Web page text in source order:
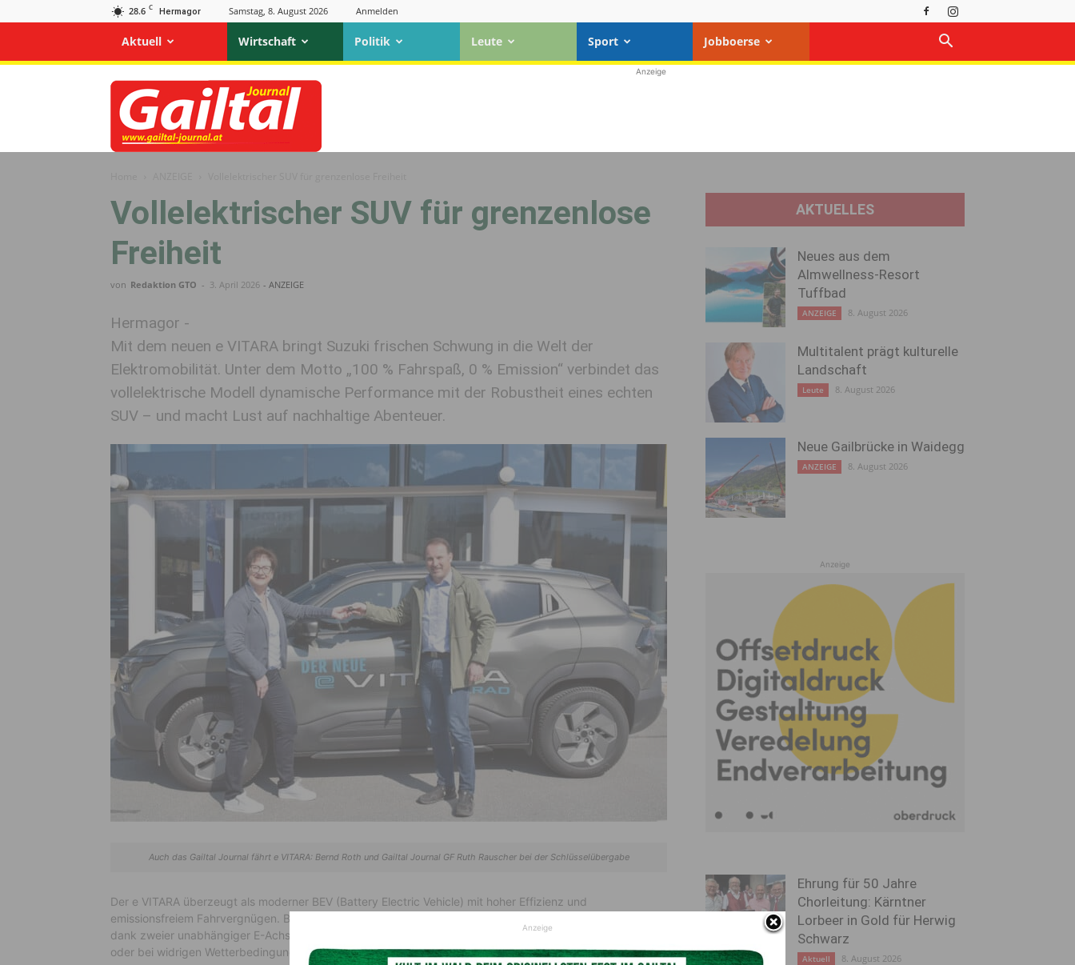
28.6 C Hermagor Samstag, 8. August 2026 Anmelden
Aktuell Wirtschaft Politik Leute Sport Jobboerse
Gailtal
Journal
Anzeige
Vollelektrischer SUV für grenzenlose
Freiheit
von Redaktion GTO - 3. April 2026 - ANZEIGE
Hermagor -
Mit dem neuen e VITARA bringt Suzuki frischen Schwung in die Welt der
Elektromobilität. Unter dem Motto „100 % Fahrspaß, 0 % Emission“ verbindet das
vollelektrische Modell dynamische Performance mit der Robustheit eines echten
SUV – und macht Lust auf nachhaltige Abenteuer.
Auch das Gailtal Journal fährt e VITARA: Bernd Roth und Gailtal Journal GF Ruth Rauscher bei der Schlüsselübergabe
Der e VITARA überzeugt als moderner BEV (Battery Electric Vehicle) mit hoher Effizienz und
emissionsfreiem Fahrvergnügen. Besonders hervorzuheben ist der optionale ALLGRIP-e Allradantrieb, der
dank zweier unabhängiger E-Achsen für optimale Traktion sorgt – selbst auf anspruchsvollen Strecken
oder bei widrigen Wetterbedingungen.
AKTUELLES
Neues aus dem
Almwellness-Resort
Tuffbad
ANZEIGE 8. August 2026
Multitalent prägt kulturelle
Landschaft
Leute 8. August 2026
Neue Gailbrücke in Waidegg
ANZEIGE 8. August 2026
Anzeige
Ehrung für 50 Jahre
Chorleitung: Kärntner
Lorbeer in Gold für Herwig
Schwarz
Aktuell 8. August 2026
Anzeige